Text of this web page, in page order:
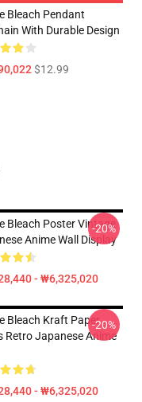
Bleach Pendant
With Durable Design
$12.99
Bleach Poster Vintage
Anime Wall Display
- ₩6,325,020
-20%
Bleach Kraft Paper
Retro Japanese Anime
- ₩6,325,020
-20%